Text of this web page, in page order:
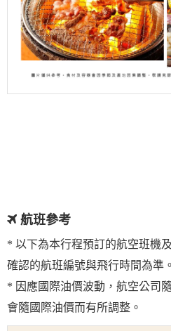
航班參考
* 以下為本行程預訂的航空班機
確認的航班編號與飛行時間為準。
* 因應國際油價波動，航空公司
會隨國際油價而有所調整。